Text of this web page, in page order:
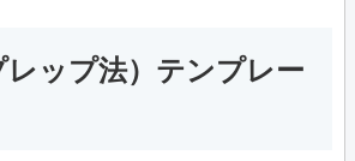
レップ法）テンプレー